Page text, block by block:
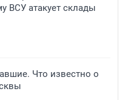
ВСУ атакует склады
Что известно о